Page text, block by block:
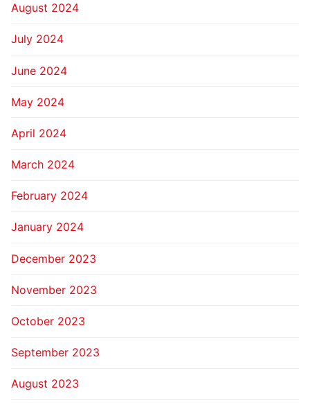
August 2024
July 2024
June 2024
May 2024
April 2024
March 2024
February 2024
January 2024
December 2023
November 2023
October 2023
September 2023
August 2023